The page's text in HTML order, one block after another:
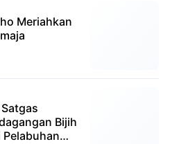
Meriahkan
Bijih
Pelabuhan